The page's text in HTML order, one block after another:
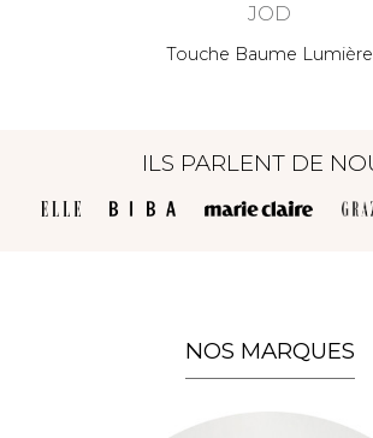
JOD
Touche Baume Lumière
ILS PARLENT DE
NOS MARQUES